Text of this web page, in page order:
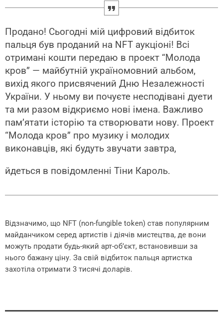
Продано! Сьогодні мій цифровий відбиток
пальця був проданий на NFT аукціоні! Всі
отримані кошти передаю в проект “Молода
кров” — майбутній україномовний альбом,
вихід якого присвячений Дню Незалежності
України. У ньому ви почуєте несподівані дуети
та ми разом відкриємо нові імена. Важливо
пам’ятати історію та створювати нову. Проект
“Молода кров” про музику і молодих
виконавців, які будуть звучати завтра,
йдеться в повідомленні Тіни Кароль.
Відзначимо, що NFT (non-fungible token) став популярним
майданчиком серед артистів і діячів мистецтва, де вони
можуть продати будь-який арт-об’єкт, встановивши за
нього бажану ціну. За свій відбиток пальця артистка
захотіла отримати 3 тисячі доларів.